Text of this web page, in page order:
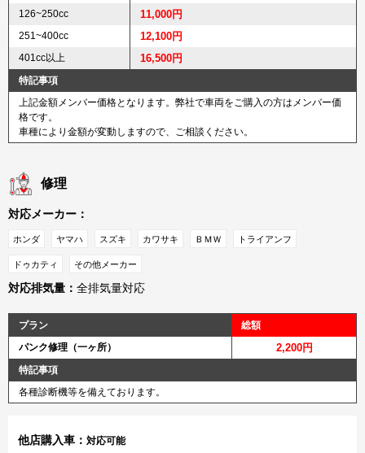
126~250cc 11,000円
251~400cc 12,100円
401cc以上 16,500円
特記事項
上記金額メンバー価格となります。弊社で車両をご購入の方はメンバー価
格です。
車種により金額が変動しますので、ご相談ください。
修理
対応メーカー：
ホンダ ヤマハ スズキ カワサキ ＢＭＷ トライアンフ
ドゥカティ その他メーカー
対応排気量： 全排気量対応
プラン
総額
パンク修理（一ヶ所）
2,200円
特記事項
各種診断機等を備えております。
他店購入車： 対応可能